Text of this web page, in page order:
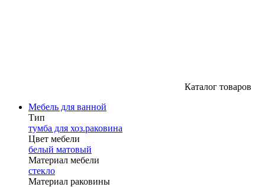
Каталог товаров
Мебель для ванной
Тип
тумба для хоз.раковина
Цвет мебели
белый матовый
Материал мебели
стекло
Материал раковины